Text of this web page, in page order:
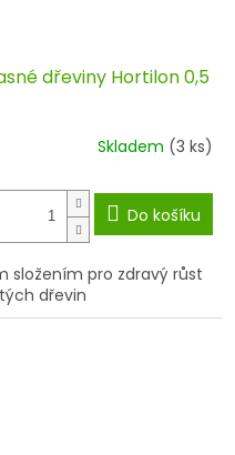
dřeviny Hortilon 0,5
Skladem (3 ks)
Do košíku
složením pro zdravý růst
dřevin